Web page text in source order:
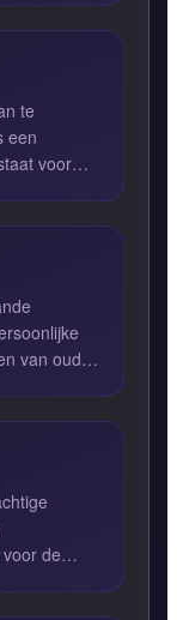
te
voor
van oude
de